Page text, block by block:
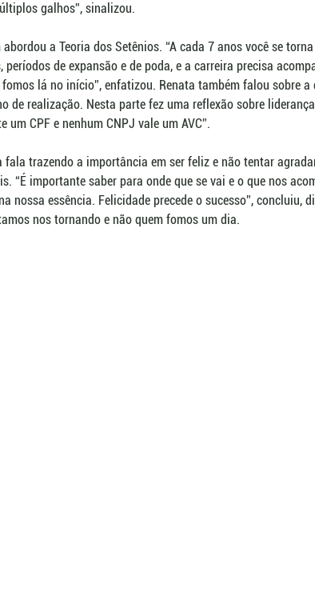
galhos”, sinalizou.
a Teoria dos Setênios. “A cada 7 anos você se
de expansão e de poda, e a carreira precisa
lá no início”, enfatizou. Renata também falou sobre
de realização. Nesta parte fez uma reflexão sobre
um CPF e nenhum CNPJ vale um AVC”.
fala trazendo a importância em ser feliz e não tentar
“É importante saber para onde que se vai e o que nos
nossa essência. Felicidade precede o sucesso”, concluiu,
nos tornando e não quem fomos um dia.